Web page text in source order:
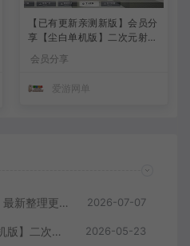
【已有更新亲测新版】会员分
享【尘白单机版】二次元射击
类网游单机版一键端
会员分享
爱游网单
爱游网单亲测【胜利女神】最新整理更新第7版148.10.5NIKKE胜利女神妮姬单机版方舟活动148版本官服GM可无限抽卡全剧情免虚拟机一键端视频安装教学 2026-07-07
转载分享【原神6.1指令单机版】二次元网游单机版 指令模拟端 登录 战斗 地图 魔物 背包 抽卡 商店 MOD 未亲测图文教学 2026-05-23